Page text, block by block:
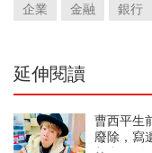
企業
金融 銀行
延伸閱讀
曹西平生
廢除，寫